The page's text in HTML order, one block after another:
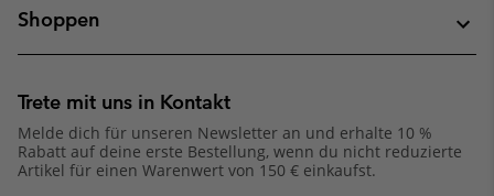
Shoppen
Trete mit uns in Kontakt
Melde dich für unseren Newsletter an und erhalte 10 %
Rabatt auf deine erste Bestellung, wenn du nicht reduzierte
Artikel für einen Warenwert von 150 € einkaufst.